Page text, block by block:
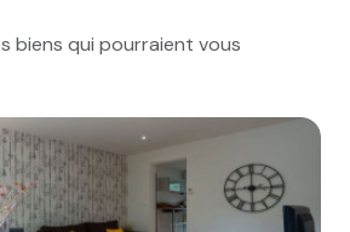
biens qui pourraient vous